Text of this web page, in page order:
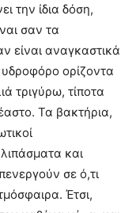
την ίδια δόση,
σαν τα
είναι αναγκαστικά
ορίζοντα
τριγύρω, τίποτα
Τα βακτήρια,
και
σε ό,τι
Έτσι,